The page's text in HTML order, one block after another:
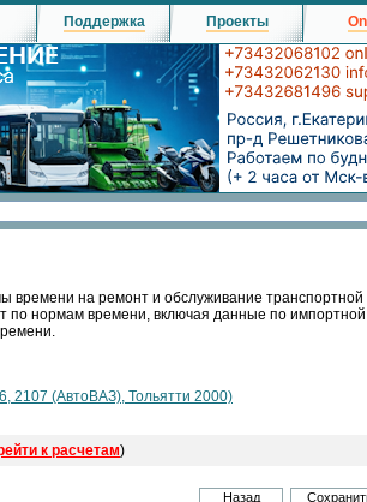
Поддержка Проекты
времени на ремонт и обслуживание
по нормам времени, включая данные по
2107 (АвтоВАЗ), Тольятти 2000)
к расчетам)